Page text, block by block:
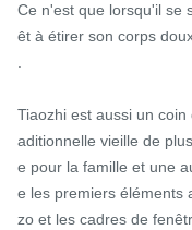
Ce n'est que lorsqu'il se
êt à étirer son corps
.
Tiaozhi est aussi un
aditionnelle vieille de
e pour la famille et une
e les premiers éléments
zo et les cadres de